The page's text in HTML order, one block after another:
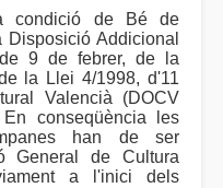
condició de Bé de
Addicional
9 de febrer, de la
la Llei 4/1998, d'11
Valencià (DOCV
conseqüència les
han de ser
General de Cultura
a l'inici dels